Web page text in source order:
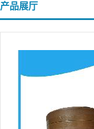
产品展厅